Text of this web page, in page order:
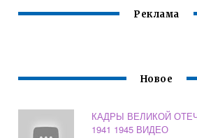
Реклама
Новое
КАДРЫ ВЕЛИКОЙ
1941 1945 ВИДЕО